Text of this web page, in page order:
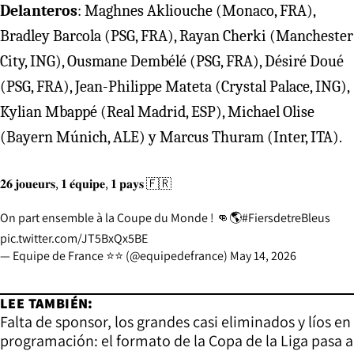
Delanteros: Maghnes Akliouche (Monaco, FRA),
Bradley Barcola (PSG, FRA), Rayan Cherki (Manchester
City, ING), Ousmane Dembélé (PSG, FRA), Désiré Doué
(PSG, FRA), Jean-Philippe Mateta (Crystal Palace, ING),
Kylian Mbappé (Real Madrid, ESP), Michael Olise
(Bayern Múnich, ALE) y Marcus Thuram (Inter, ITA).
𝟐𝟔 𝐣𝐨𝐮𝐞𝐮𝐫𝐬, 𝟏 𝐞́𝐪𝐮𝐢𝐩𝐞, 𝟏 𝐩𝐚𝐲𝐬 🇫🇷
On part ensemble à la Coupe du Monde ! 👊🌎#FiersdetreBleus
pic.twitter.com/JT5BxQx5BE
— Equipe de France ⭐⭐ (@equipedefrance) May 14, 2026
LEE TAMBIÉN:
Falta de sponsor, los grandes casi eliminados y líos en
programación: el formato de la Copa de la Liga pasa a